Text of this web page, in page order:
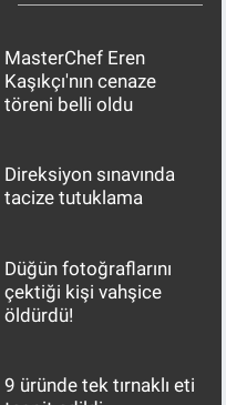
MasterChef Eren
Kaşıkçı'nın cenaze
töreni belli oldu
Direksiyon sınavında
tacize tutuklama
Düğün fotoğraflarını
çektiği kişi vahşice
öldürdü!
9 üründe tek tırnaklı eti